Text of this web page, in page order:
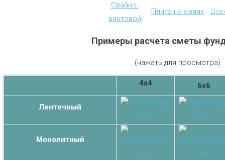
Свайно-
винтовой
Плита на сваях
Примеры расчета сметы
(нажать для просмотра)
4х4 6х6
Ленточный
Монолитный